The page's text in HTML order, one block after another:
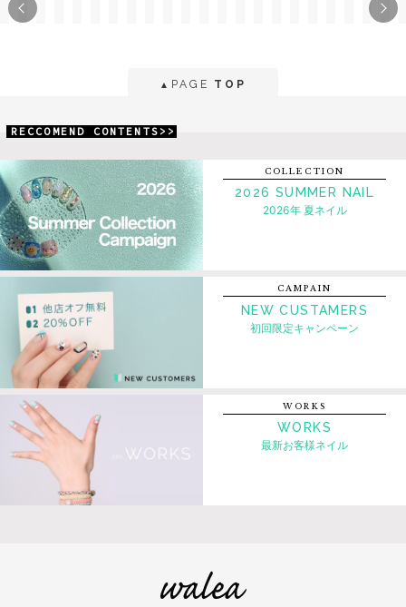
▲ PAGE TOP
RECCOMEND CONTENTS>>
COLLECTION
2026 SUMMER NAIL
2026年 夏ネイル
CAMPAIN
NEW CUSTAMERS
初回限定キャンペーン
WORKS
WORKS
最新お客様ネイル